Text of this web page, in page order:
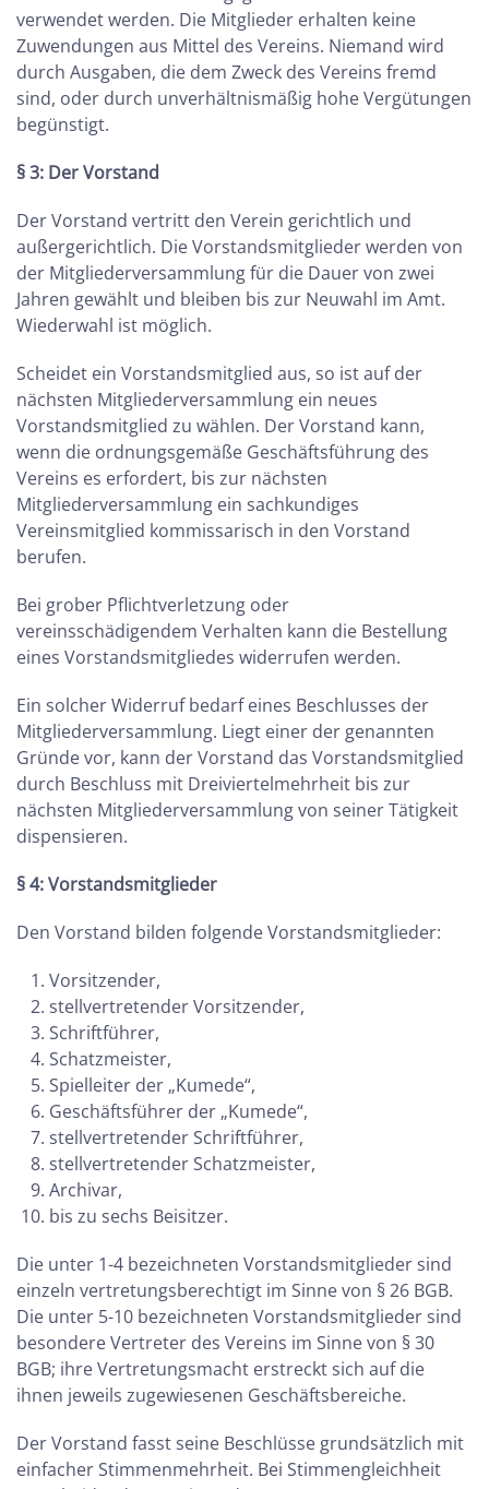
verwendet werden. Die Mitglieder erhalten keine
Zuwendungen aus Mittel des Vereins. Niemand wird
durch Ausgaben, die dem Zweck des Vereins fremd
sind, oder durch unverhältnismäßig hohe Vergütungen
begünstigt.
§ 3: Der Vorstand
Der Vorstand vertritt den Verein gerichtlich und
außergerichtlich. Die Vorstandsmitglieder werden von
der Mitgliederversammlung für die Dauer von zwei
Jahren gewählt und bleiben bis zur Neuwahl im Amt.
Wiederwahl ist möglich.
Scheidet ein Vorstandsmitglied aus, so ist auf der
nächsten Mitgliederversammlung ein neues
Vorstandsmitglied zu wählen. Der Vorstand kann,
wenn die ordnungsgemäße Geschäftsführung des
Vereins es erfordert, bis zur nächsten
Mitgliederversammlung ein sachkundiges
Vereinsmitglied kommissarisch in den Vorstand
berufen.
Bei grober Pflichtverletzung oder
vereinsschädigendem Verhalten kann die Bestellung
eines Vorstandsmitgliedes widerrufen werden.
Ein solcher Widerruf bedarf eines Beschlusses der
Mitgliederversammlung. Liegt einer der genannten
Gründe vor, kann der Vorstand das Vorstandsmitglied
durch Beschluss mit Dreiviertelmehrheit bis zur
nächsten Mitgliederversammlung von seiner Tätigkeit
dispensieren.
§ 4: Vorstandsmitglieder
Den Vorstand bilden folgende Vorstandsmitglieder:
Vorsitzender,
stellvertretender Vorsitzender,
Schriftführer,
Schatzmeister,
Spielleiter der „Kumede“,
Geschäftsführer der „Kumede“,
stellvertretender Schriftführer,
stellvertretender Schatzmeister,
Archivar,
bis zu sechs Beisitzer.
Die unter 1-4 bezeichneten Vorstandsmitglieder sind
einzeln vertretungsberechtigt im Sinne von § 26 BGB.
Die unter 5-10 bezeichneten Vorstandsmitglieder sind
besondere Vertreter des Vereins im Sinne von § 30
BGB; ihre Vertretungsmacht erstreckt sich auf die
ihnen jeweils zugewiesenen Geschäftsbereiche.
Der Vorstand fasst seine Beschlüsse grundsätzlich mit
einfacher Stimmenmehrheit. Bei Stimmengleichheit